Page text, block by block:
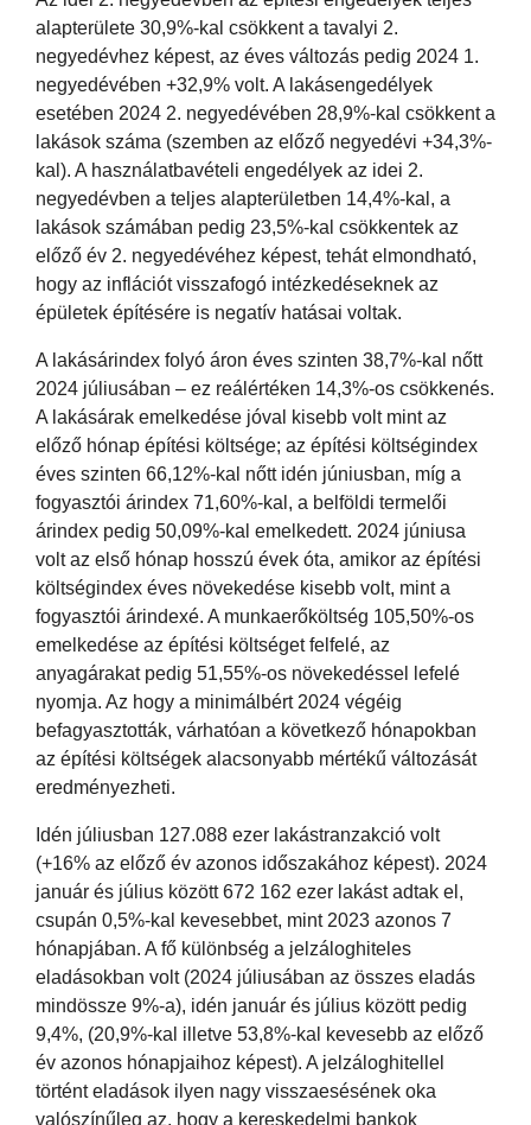
alapterülete 30,9%-kal csökkent a tavalyi 2.
negyedévhez képest, az éves változás pedig 2024 1.
negyedévében +32,9% volt. A lakásengedélyek
esetében 2024 2. negyedévében 28,9%-kal csökkent a
lakások száma (szemben az előző negyedévi +34,3%-
kal). A használatbavételi engedélyek az idei 2.
negyedévben a teljes alapterületben 14,4%-kal, a
lakások számában pedig 23,5%-kal csökkentek az
előző év 2. negyedévéhez képest, tehát elmondható,
hogy az inflációt visszafogó intézkedéseknek az
épületek építésére is negatív hatásai voltak.
A lakásárindex folyó áron éves szinten 38,7%-kal nőtt
2024 júliusában – ez reálértéken 14,3%-os csökkenés.
A lakásárak emelkedése jóval kisebb volt mint az
előző hónap építési költsége; az építési költségindex
éves szinten 66,12%-kal nőtt idén júniusban, míg a
fogyasztói árindex 71,60%-kal, a belföldi termelői
árindex pedig 50,09%-kal emelkedett. 2024 júniusa
volt az első hónap hosszú évek óta, amikor az építési
költségindex éves növekedése kisebb volt, mint a
fogyasztói árindexé. A munkaerőköltség 105,50%-os
emelkedése az építési költséget felfelé, az
anyagárakat pedig 51,55%-os növekedéssel lefelé
nyomja. Az hogy a minimálbért 2024 végéig
befagyasztották, várhatóan a következő hónapokban
az építési költségek alacsonyabb mértékű változását
eredményezheti.
Idén júliusban 127.088 ezer lakástranzakció volt
(+16% az előző év azonos időszakához képest). 2024
január és július között 672 162 ezer lakást adtak el,
csupán 0,5%-kal kevesebbet, mint 2023 azonos 7
hónapjában. A fő különbség a jelzáloghiteles
eladásokban volt (2024 júliusában az összes eladás
mindössze 9%-a), idén január és július között pedig
9,4%, (20,9%-kal illetve 53,8%-kal kevesebb az előző
év azonos hónapjaihoz képest). A jelzáloghitellel
történt eladások ilyen nagy visszaesésének oka
valószínűleg az, hogy a kereskedelmi bankok